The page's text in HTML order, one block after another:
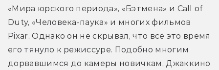
«Мира юрского периода», «Бэтмена» и Call of
Duty, «Человека-паука» и многих фильмов
Pixar. Однако он не скрывал, что всё это время
его тянуло к режиссуре. Подобно многим
дорвавшимся до камеры новичкам, Джаккино